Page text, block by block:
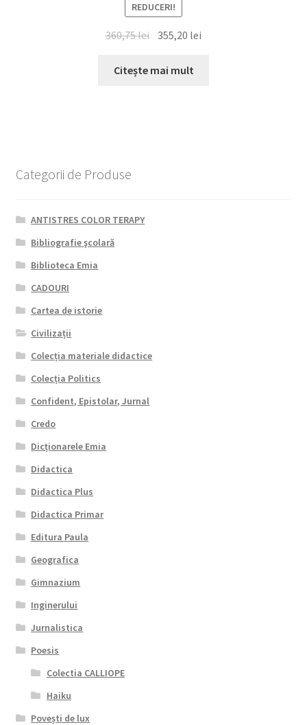
REDUCERI!
360,75lei Prețul
a
355,20 lei
Citește mai mult
Categorii de Produse
ANTISTRES COLOR TERAPY
Bibliografie şcolară
Biblioteca Emia
CADOURI
Cartea de istorie
Civilizații
Colecția materiale didactice
Colecția Politics
Confident, Epistolar, Jurnal
Credo
Dicționarele Emia
Didactica
Didactica Plus
Didactica Primar
Editura Paula
Geografica
Gimnazium
Inginerului
Jurnalistica
Poesis
Colectia CALLIOPE
Haiku
Povești de lux